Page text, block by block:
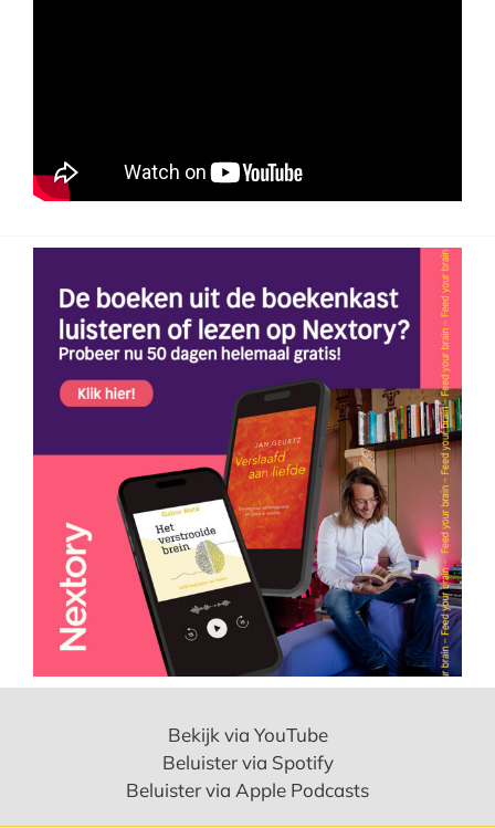
Bekijk via YouTube
Beluister via Spotify
Beluister via Apple Podcasts